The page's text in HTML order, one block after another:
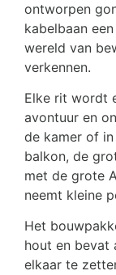
ontworpen
kabelbaan
wereld van
verkennen.
Elke rit wordt
avontuur en
de kamer of
balkon, de
met de grote
neemt kleine
Het
hout en bevat
elkaar te